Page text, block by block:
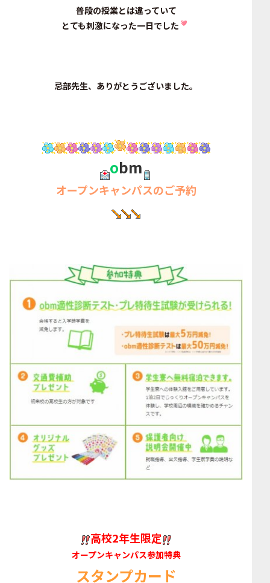
普段の授業とは違っていて
とても刺激になった一日でした
忌部先生、ありがとうございました。
obm
オープンキャンパスのご予約
高校2年生限定
オープンキャンパス参加特典
スタンプカード